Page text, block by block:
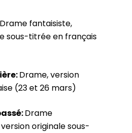
fantaisiste,
sous-titrée en français
Drame, version
(23 et 26 mars)
Drame
originale sous-